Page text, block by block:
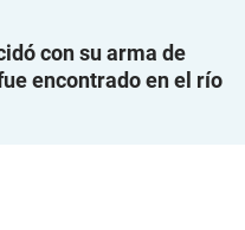
con su arma de
encontrado en el río